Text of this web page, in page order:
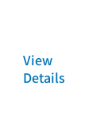
View
Details